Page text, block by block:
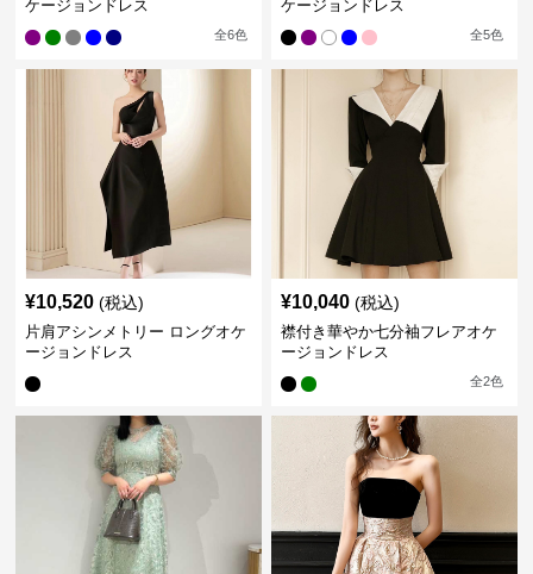
ケージョンドレス
全6色
ケージョンドレス
全5色
¥10,520 (税込)
片肩アシンメトリー ロングオケ
ージョンドレス
¥10,040 (税込)
襟付き華やか七分袖フレアオケ
ージョンドレス
全2色